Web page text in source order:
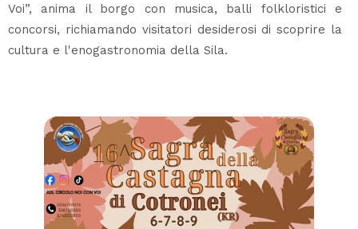
Voi”, anima il borgo con musica, balli folkloristici e
concorsi, richiamando visitatori desiderosi di scoprire la
cultura e l'enogastronomia della Sila.